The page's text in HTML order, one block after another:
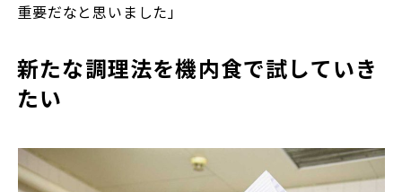
重要だなと思いました」
新たな調理法を機内食で試していき
たい